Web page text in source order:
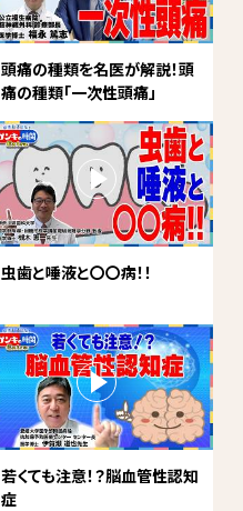
頭痛の種類を名医が解説！頭
痛の種類「一次性頭痛」
虫歯と唾液と〇〇病！！
若くても注意！？脳血管性認知
症